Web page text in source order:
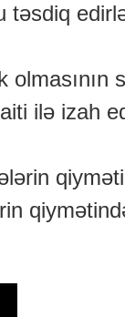
təsdiq
ilə izah